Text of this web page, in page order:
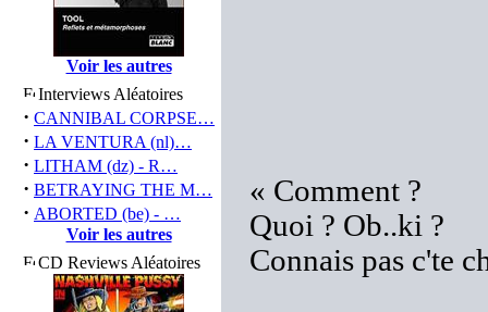
Voir les autres
Interviews Aléatoires
· CANNIBAL CORPSE…
· LA VENTURA (nl)…
· LITHAM (dz) - R…
· BETRAYING THE M…
· ABORTED (be) - …
Voir les autres
CD Reviews Aléatoires
« Comment ?
Quoi ? Ob..ki ?
Connais pas c'te